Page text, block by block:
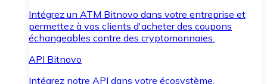
Intégrez un ATM Bitnovo dans votre entreprise et
permettez à vos clients d'acheter des coupons
échangeables contre des cryptomonnaies.
API Bitnovo
Intégrez notre API dans votre écosystème.